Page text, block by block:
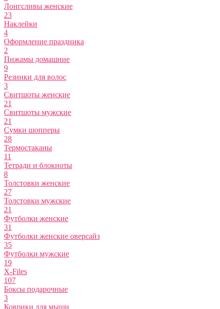
Лонгсливы женские
23
Наклейки
4
Оформление праздника
2
Пижамы домашние
9
Резинки для волос
3
Свитшоты женские
21
Свитшоты мужские
21
Сумки шопперы
28
Термостаканы
11
Тетради и блокноты
8
Толстовки женские
27
Толстовки мужские
21
Футболки женские
31
Футболки женские оверсайз
35
Футболки мужские
19
X-Files
107
Боксы подарочные
3
Коврики для мыши